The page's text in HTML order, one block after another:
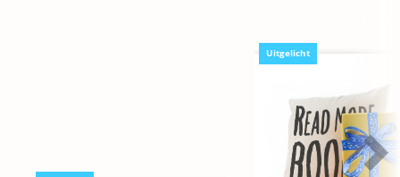
Uitgelicht